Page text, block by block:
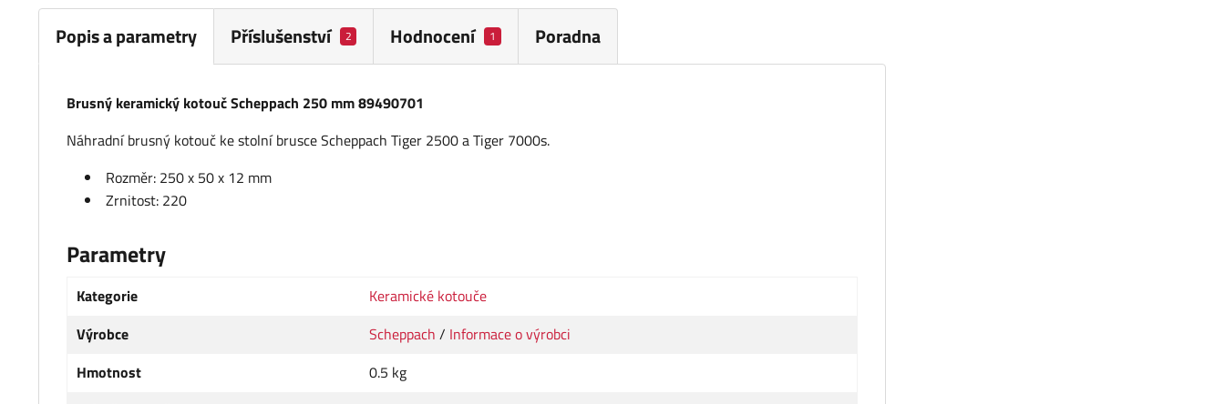
Popis a parametry Příslušenství 2 Hodnocení 1 Poradna
Brusný keramický kotouč Scheppach 250 mm 89490701
Náhradní brusný kotouč ke stolní brusce Scheppach Tiger 2500 a Tiger 7000s.
Rozměr: 250 x 50 x 12 mm
Zrnitost: 220
Parametry
Kategorie
Keramické kotouče
Výrobce
Scheppach / Informace o výrobci
Hmotnost
0.5 kg